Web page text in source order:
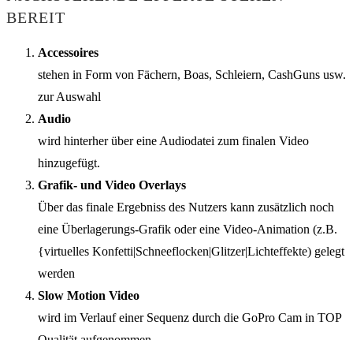
BEREIT
Accessoires
stehen in Form von Fächern, Boas, Schleiern, CashGuns usw.
zur Auswahl
Audio
wird hinterher über eine Audiodatei zum finalen Video
hinzugefügt.
Grafik- und Video Overlays
Über das finale Ergebniss des Nutzers kann zusätzlich noch
eine Überlagerungs-Grafik oder eine Video-Animation (z.B.
{virtuelles Konfetti|Schneeflocken|Glitzer|Lichteffekte) gelegt
werden
Slow Motion Video
wird im Verlauf einer Sequenz durch die GoPro Cam in TOP